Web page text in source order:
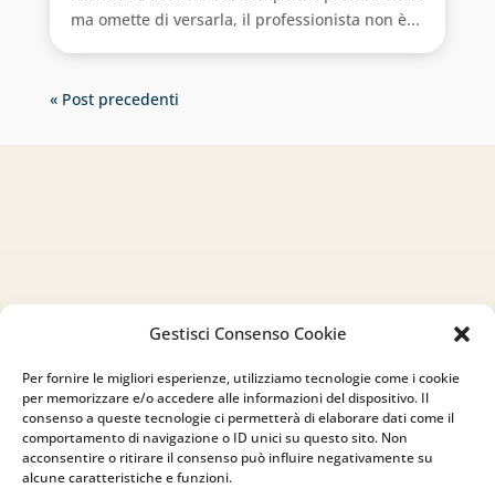
Gestisci Consenso Cookie
Per fornire le migliori esperienze, utilizziamo tecnologie come i cookie
per memorizzare e/o accedere alle informazioni del dispositivo. Il
consenso a queste tecnologie ci permetterà di elaborare dati come il
comportamento di navigazione o ID unici su questo sito. Non
acconsentire o ritirare il consenso può influire negativamente su
alcune caratteristiche e funzioni.
ma omette di versarla, il professionista non è...
« Post precedenti